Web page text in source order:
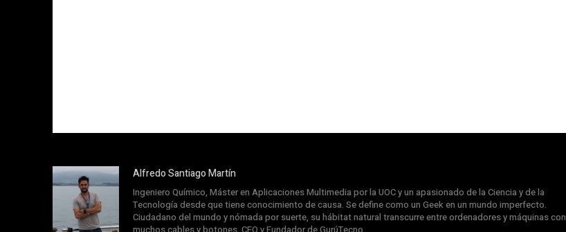
Alfredo Santiago Martín
Ingeniero Químico, Máster en Aplicaciones Multimedia por la UOC y un apasionado de la Ciencia y de la
Tecnología desde que tiene conocimiento de causa. Se define como un Geek en un mundo imperfecto.
Ciudadano del mundo y nómada por suerte, su hábitat natural transcurre entre ordenadores y máquinas con